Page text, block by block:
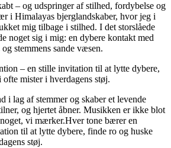
– og udspringer af stilhed, fordybelse og
i Himalayas bjerglandskaber, hvor jeg i
mig tilbage i stilhed. I det storslåede
noget sig i mig: en dybere kontakt med
stemmens sande væsen.
– en stille invitation til at lytte dybere,
mister i hverdagens støj.
i lag af stemmer og skaber et levende
og hjertet åbner. Musikken er ikke blot
vi mærker.Hver tone bærer en
til at lytte dybere, finde ro og huske
støj.